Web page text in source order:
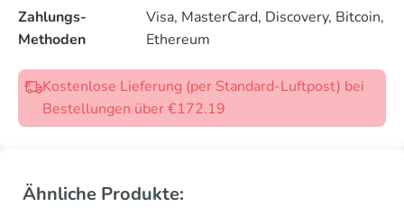
Zahlungs-
Methoden
Visa, MasterCard, Discovery, Bitcoin,
Ethereum
Kostenlose Lieferung (per Standard-Luftpost) bei
Bestellungen über €172.19
Ähnliche Produkte: